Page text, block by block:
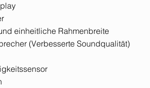
einheitliche Rahmenbreite
(Verbesserte Soundqualität)